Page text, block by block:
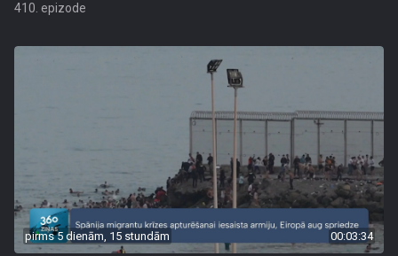
410. epizode
pirms 5 dienām, 15 stundām 00:03:34